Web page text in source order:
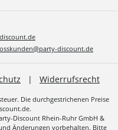
discount.de
| Widerrufsrecht
Die durchgestrichenen Preise
Discount Rhein-Ruhr GmbH &
Änderungen vorbehalten. Bitte